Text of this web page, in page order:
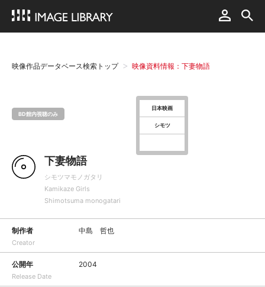
映像作品データベース検索トップ 映像資料情報：下妻物語
BD館内視聴のみ
日本映画
シモツ
下妻物語
シモツマモノガタリ
Kamikaze Girls
Shimotsuma monogatari
制作者
Creator
中島 哲也
公開年
Release Date
2004